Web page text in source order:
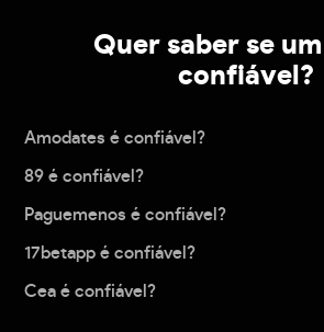
Quer saber se
confiável?
Amodates é confiável?
89 é confiável?
Paguemenos é confiável?
17betapp é confiável?
Cea é confiável?